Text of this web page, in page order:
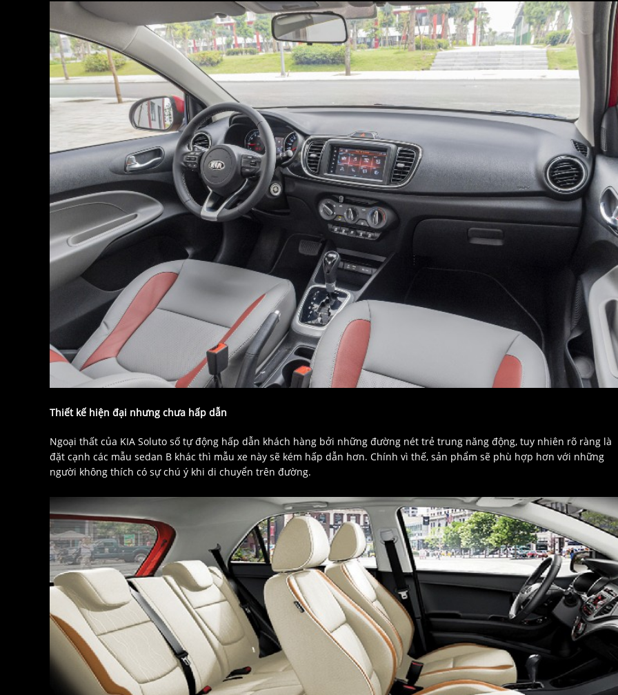
Thiết kế hiện đại nhưng chưa hấp dẫn
Ngoại thất của KIA Soluto số tự động hấp dẫn khách hàng bởi những đường nét trẻ trung năng động, tuy nhiên rõ ràng là
đặt cạnh các mẫu sedan B khác thì mẫu xe này sẽ kém hấp dẫn hơn. Chính vì thế, sản phẩm sẽ phù hợp hơn với những
người không thích có sự chú ý khi di chuyển trên đường.